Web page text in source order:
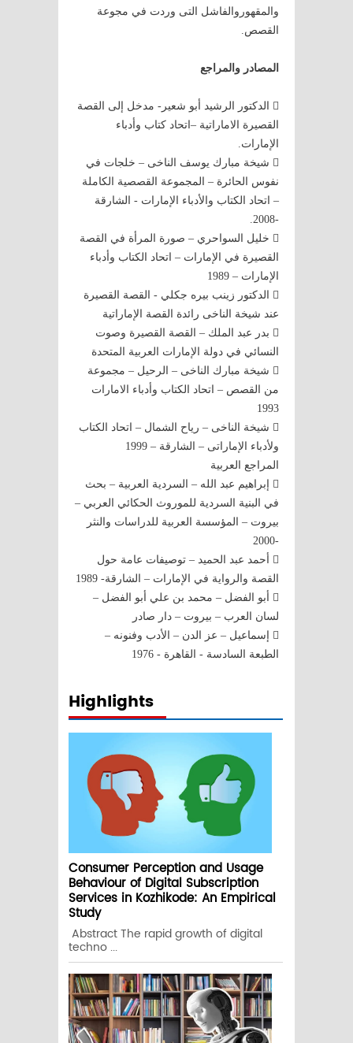
والمقهوروالفاشل التى وردت في مجوعة
القصص.
المصادر والمراجع
 الدكتور الرشيد أبو شعير- مدخل إلى القصة
القصيرة الاماراتية –اتحاد كتاب وأدباء
الإمارات.
 شيخة مبارك يوسف الناخى – خلجات في
نفوس الحائرة – المجموعة القصصية الكاملة
– اتحاد الكتاب والأدباء الإمارات - الشارقة
-2008.
 خليل السواحري – صورة المرأة في القصة
القصيرة في الإمارات – اتحاد الكتاب وأدباء
الإمارات – 1989
 الدكتور زينب بيره جكلي - القصة القصيرة
عند شيخة الناخى رائدة القصة الإماراتية
 بدر عبد الملك – القصة القصيرة وصوت
النسائي في دولة الإمارات العربية المتحدة
 شيخة مبارك الناخى – الرحيل – مجموعة
من القصص – اتحاد الكتاب وأدباء الامارات
1993
 شيخة الناخى – رياح الشمال – اتحاد الكتاب
ولأدباء الإماراتى – الشارقة – 1999
المراجع العربية
 إبراهيم عبد الله – السردية العربية – بحث
في البنية السردية للموروث الحكائي العربي –
بيروت – المؤسسة العربية للدراسات والنثر
-2000
 أحمد عبد الحميد – توصيفات عامة حول
القصة والرواية في الإمارات – الشارقة- 1989
 أبو الفضل – محمد بن علي أبو الفضل –
لسان العرب – بيروت – دار صادر
 إسماعيل – عز الدن – الأدب وفنونه –
الطبعة السادسة - القاهرة - 1976
Highlights
Consumer Perception and Usage
Behaviour of Digital Subscription
Services in Kozhikode: An Empirical
Study
Abstract The rapid growth of digital
techno ...